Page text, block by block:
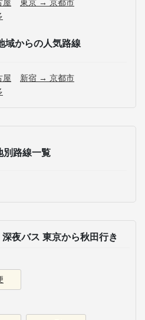
屋
東京 → 京都市
域からの人気路線
屋
新宿 → 京都市
別路線一覧
夜バス 東京から秋田行き